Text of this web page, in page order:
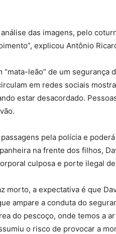
das imagens, pelo
explicou Antônio
leão” de um segurança
em redes sociais
estar desacordado.
pela polícia e
na frente dos filhos,
culposa e porte ilegal de
morto, a expectativa é que
ampare a conduta do
do pescoço, onde temos a
o risco de provocar a